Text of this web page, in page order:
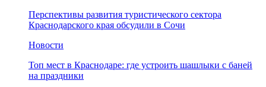
Перспективы развития туристического сектора
Краснодарского края обсудили в Сочи
Новости
Топ мест в Краснодаре: где устроить шашлыки с баней
на праздники